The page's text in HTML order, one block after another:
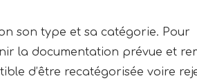
son type et sa catégorie. Pour
la documentation prévue et
d’être recatégorisée voire